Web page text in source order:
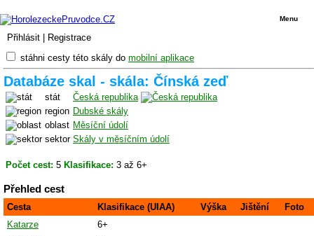
Přihlásit Registrace
Menu
stáhni cesty této skály do mobilní aplikace
Databáze skal - skála: Čínská zeď
stát
Česká republika
region Dubské skály
oblast Měsíční údolí
sektor Skály v měsíčním údolí
Počet cest: 5 Klasifikace: 3 až 6+
Přehled cest
Cesta Klasifikace (UIAA) Výška Jištění
Foto
Katarze
6+